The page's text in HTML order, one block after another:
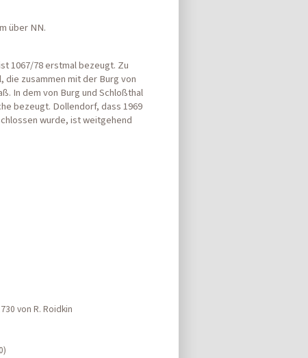
über NN.
1067/78 erstmal bezeugt. Zu
zusammen mit der Burg von
In dem von Burg und Schloßthal
bezeugt. Dollendorf, dass 1969
wurde, ist weitgehend
von R. Roidkin